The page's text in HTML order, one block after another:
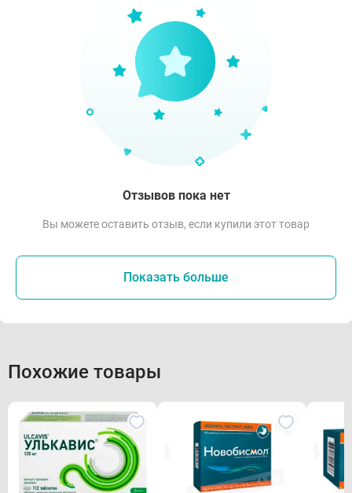
Отзывов пока нет
Вы можете оставить отзыв, если купили этот товар
Показать больше
Похожие товары